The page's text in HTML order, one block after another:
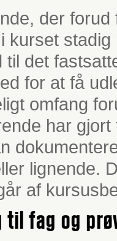
der
kurset
til det
for at få
omfang
har
lignende.
af
til fag og